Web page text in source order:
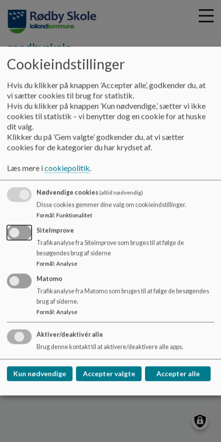
i
roedbyskole
Skole Om skolen
Om skolen
Rødby Skole er en folkeskole med ca. 330 elever fordelt på
Rødby Skole
Byskolevej 1, 4970 Rødby
roedbyskole@lolland.dk
54676363
EAN NR. 5798007121006
Tilgængelighedserklæring
Sitemap
Cookie politik
Cookieindstillinger
Hvis du klikker på knappen ’Accepter alle’, godkender du, at
vi sætter cookies til brug for statistik.
Hvis du klikker på knappen ’Kun nødvendige,’ sætter vi ikke
cookies til statistik – vi benytter dog en cookie for at huske
dit valg.
Klikker du på ’Gem valgte’ godkender du, at vi sætter
cookies for de kategorier du har krydset af.
Læs mere icookiepolitik.
Nødvendige cookies(altid nødvendig)
Disse cookies gemmer dine valg om cookieindstillinger.
Formål: Funktionalitet
SiteImprove
Trafikanalyse fra Siteimprove som bruges til at følge de
besøgendes brug af siderne
Formål: Analyse
Matomo
Trafikanalyse fra Matomo som bruges til at følge de besøgendes
brug af siderne.
Formål: Analyse
Aktiver/deaktivér alle
Brug denne kontakt til at aktivere/deaktivere alle apps.
Kun nødvendige Accepter valgte Accepter alle